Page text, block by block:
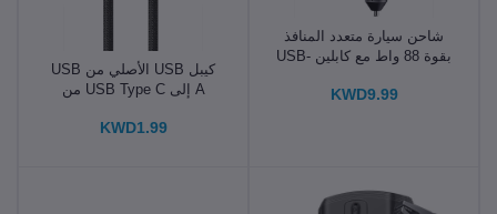
شاحن سيارة متعدد المنافذ
بقوة 88 واط مع كابلين USB-
KWD9.99
كيبل USB الأصلي من USB
A إلى USB Type C من
KWD1.99